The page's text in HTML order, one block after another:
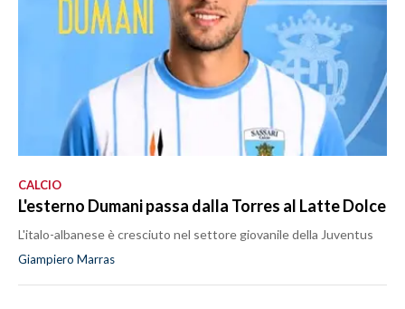
CALCIO
L'esterno Dumani passa dalla Torres al Latte Dolce
L'italo-albanese è cresciuto nel settore giovanile della Juventus
Giampiero Marras